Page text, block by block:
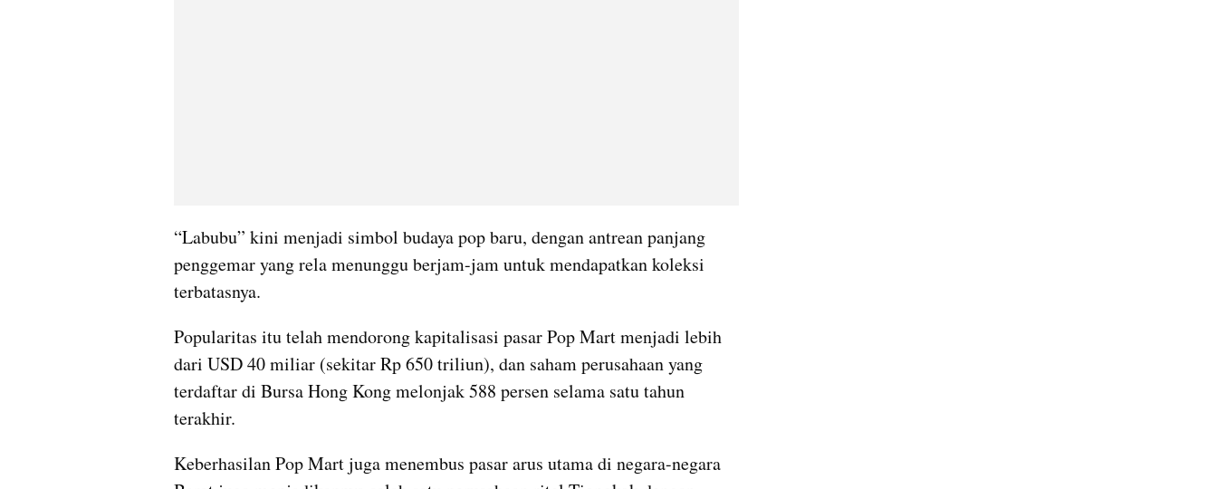
“Labubu” kini menjadi simbol budaya pop baru, dengan antrean panjang
penggemar yang rela menunggu berjam-jam untuk mendapatkan koleksi
terbatasnya.
Popularitas itu telah mendorong kapitalisasi pasar Pop Mart menjadi lebih
dari USD 40 miliar (sekitar Rp 650 triliun), dan saham perusahaan yang
terdaftar di Bursa Hong Kong melonjak 588 persen selama satu tahun
terakhir.
Keberhasilan Pop Mart juga menembus pasar arus utama di negara-negara